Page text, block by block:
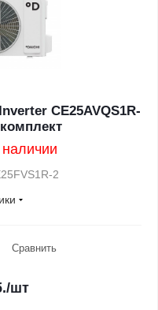
CE25AVQS1R-
2
Сравнить
/шт